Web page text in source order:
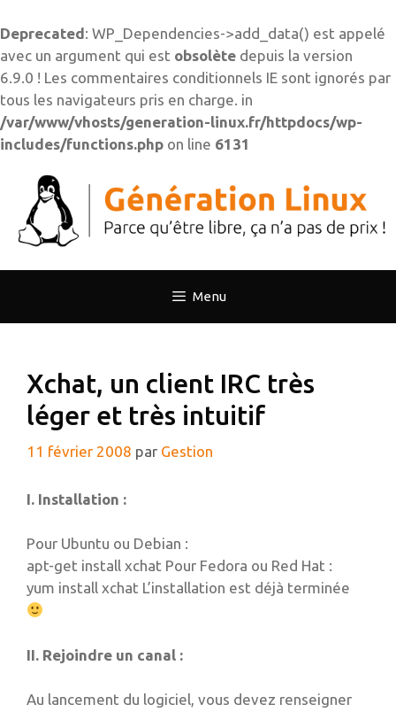
Deprecated: WP_Dependencies->add_data() est appelé
avec un argument qui est obsolète depuis la version
6.9.0 ! Les commentaires conditionnels IE sont ignorés par
tous les navigateurs pris en charge. in
/var/www/vhosts/generation-linux.fr/httpdocs/wp-
includes/functions.php on line 6131
contenu
Menu
Xchat, un client IRC très
léger et très intuitif
11 février 2008 par Gestion
I. Installation :
Pour Ubuntu ou Debian :
apt-get install xchat Pour Fedora ou Red Hat :
yum install xchat L’installation est déjà terminée
II. Rejoindre un canal :
Au lancement du logiciel, vous devez renseigner